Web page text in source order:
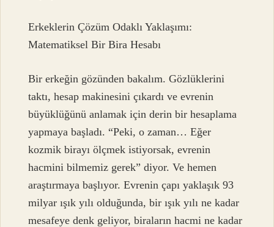
Erkeklerin Çözüm Odaklı Yaklaşımı:
Matematiksel Bir Bira Hesabı
Bir erkeğin gözünden bakalım. Gözlüklerini
taktı, hesap makinesini çıkardı ve evrenin
büyüklüğünü anlamak için derin bir hesaplama
yapmaya başladı. “Peki, o zaman… Eğer
kozmik birayı ölçmek istiyorsak, evrenin
hacmini bilmemiz gerek” diyor. Ve hemen
araştırmaya başlıyor. Evrenin çapı yaklaşık 93
milyar ışık yılı olduğunda, bir ışık yılı ne kadar
mesafeye denk geliyor, biraların hacmi ne kadar